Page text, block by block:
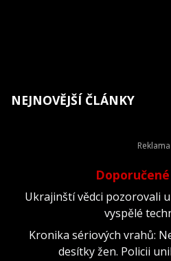
NEJNOVĚJŠÍ ČLÁNKY
Ukrajinští vědci pozorovali
vyspělé
Kronika sériových vrahů:
desítky žen. Policii